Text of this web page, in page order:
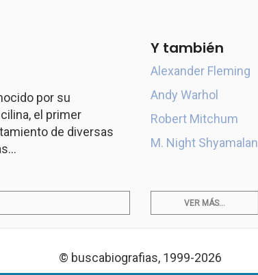
por su
el primer
de diversas
Y también
Alexander Fleming
Andy Warhol
Robert Mitchum
M. Night Shyamalan
VER MÁS...
© buscabiografias, 1999-2026